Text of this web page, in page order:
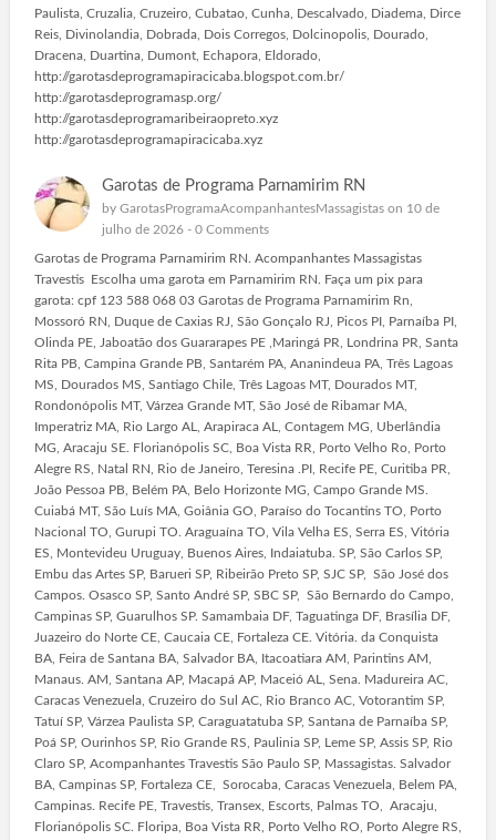
Paulista, Cruzalia, Cruzeiro, Cubatao, Cunha, Descalvado, Diadema, Dirce
Reis, Divinolandia, Dobrada, Dois Corregos, Dolcinopolis, Dourado,
Dracena, Duartina, Dumont, Echapora, Eldorado,
http://garotasdeprogramapiracicaba.blogspot.com.br/
http://garotasdeprogramasp.org/
http://garotasdeprogramaribeiraopreto.xyz
http://garotasdeprogramapiracicaba.xyz
Garotas de Programa Parnamirim RN
by GarotasProgramaAcompanhantesMassagistason 10 de
julho de 2026 - 0 Comments
Garotas de Programa Parnamirim RN. Acompanhantes Massagistas
Travestis Escolha uma garota em Parnamirim RN. Faça um pix para
garota: cpf 123 588 068 03 Garotas de Programa Parnamirim Rn,
Mossoró RN, Duque de Caxias RJ, São Gonçalo RJ, Picos PI, Parnaíba PI,
Olinda PE, Jaboatão dos Guararapes PE ,Maringá PR, Londrina PR, Santa
Rita PB, Campina Grande PB, Santarém PA, Ananindeua PA, Três Lagoas
MS, Dourados MS, Santiago Chile, Três Lagoas MT, Dourados MT,
Rondonópolis MT, Várzea Grande MT, São José de Ribamar MA,
Imperatriz MA, Rio Largo AL, Arapiraca AL, Contagem MG, Uberlândia
MG, Aracaju SE. Florianópolis SC, Boa Vista RR, Porto Velho Ro, Porto
Alegre RS, Natal RN, Rio de Janeiro, Teresina .PI, Recife PE, Curitiba PR,
João Pessoa PB, Belém PA, Belo Horizonte MG, Campo Grande MS.
Cuiabá MT, São Luís MA, Goiânia GO, Paraíso do Tocantins TO, Porto
Nacional TO, Gurupi TO. Araguaína TO, Vila Velha ES, Serra ES, Vitória
ES, Montevideu Uruguay, Buenos Aires, Indaiatuba. SP, São Carlos SP,
Embu das Artes SP, Barueri SP, Ribeirão Preto SP, SJC SP, São José dos
Campos. Osasco SP, Santo André SP, SBC SP, São Bernardo do Campo,
Campinas SP, Guarulhos SP. Samambaia DF, Taguatinga DF, Brasília DF,
Juazeiro do Norte CE, Caucaia CE, Fortaleza CE. Vitória. da Conquista
BA, Feira de Santana BA, Salvador BA, Itacoatiara AM, Parintins AM,
Manaus. AM, Santana AP, Macapá AP, Maceió AL, Sena. Madureira AC,
Caracas Venezuela, Cruzeiro do Sul AC, Rio Branco AC, Votorantim SP,
Tatuí SP, Várzea Paulista SP, Caraguatatuba SP, Santana de Parnaíba SP,
Poá SP, Ourinhos SP, Rio Grande RS, Paulinia SP, Leme SP, Assis SP, Rio
Claro SP, Acompanhantes Travestis São Paulo SP, Massagistas. Salvador
BA, Campinas SP, Fortaleza CE, Sorocaba, Caracas Venezuela, Belem PA,
Campinas. Recife PE, Travestis, Transex, Escorts, Palmas TO, Aracaju,
Florianópolis SC. Floripa, Boa Vista RR, Porto Velho RO, Porto Alegre RS,